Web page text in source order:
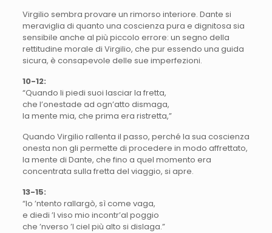
Virgilio sembra provare un rimorso interiore. Dante si
meraviglia di quanto una coscienza pura e dignitosa sia
sensibile anche al più piccolo errore: un segno della
rettitudine morale di Virgilio, che pur essendo una guida
sicura, è consapevole delle sue imperfezioni.
10-12:
“Quando li piedi suoi lasciar la fretta,
che l’onestade ad ogn’atto dismaga,
la mente mia, che prima era ristretta,”
Quando Virgilio rallenta il passo, perché la sua coscienza
onesta non gli permette di procedere in modo affrettato,
la mente di Dante, che fino a quel momento era
concentrata sulla fretta del viaggio, si apre.
13-15:
“lo ’ntento rallargò, sì come vaga,
e diedi ’l viso mio incontr’al poggio
che ’nverso ’l ciel più alto si dislaga.”